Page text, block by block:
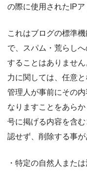
の際に使用されたIPア
これはブログの標準
で、スパム・荒らし
することはありませ
力に関しては、任意
管理人が事前にその
なりますことをあら
号に掲げる内容を含
認せず、削除する事が
・特定の自然人また